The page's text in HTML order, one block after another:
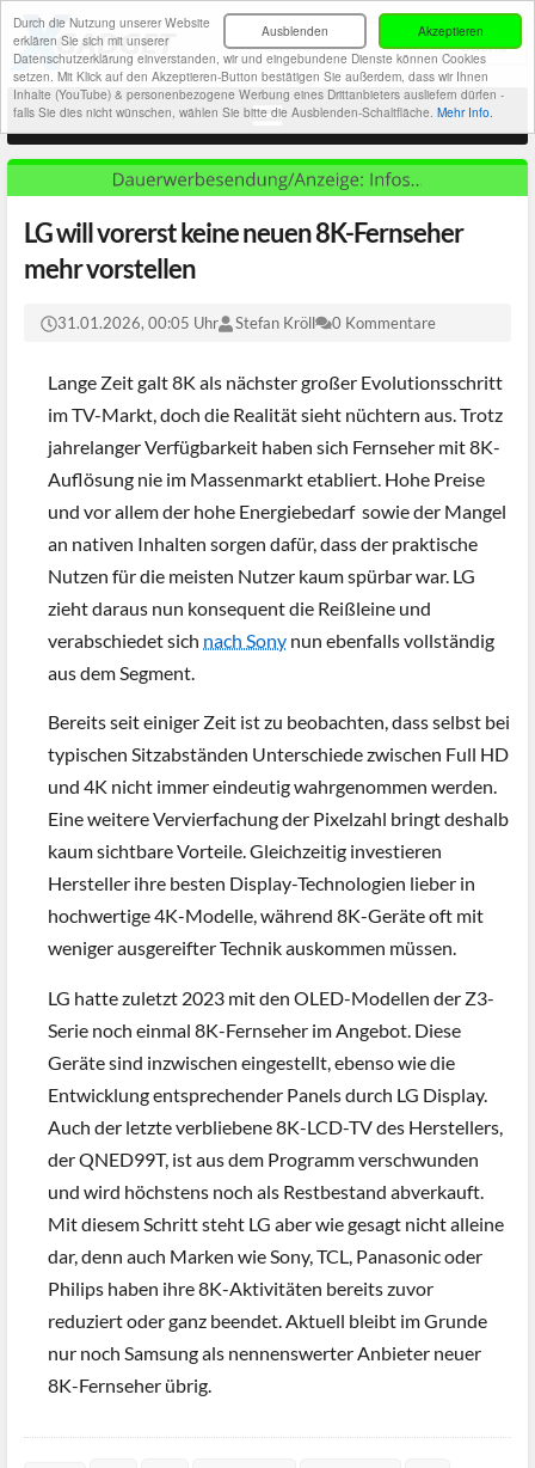
Akzeptieren
Ausblenden
Durch die Nutzung unserer Website
erklären Sie sich mit unserer
Datenschutzerklärung einverstanden, wir und eingebundene Dienste können Cookies
setzen. Mit Klick auf den Akzeptieren-Button bestätigen Sie außerdem, dass wir Ihnen
Inhalte (YouTube) & personenbezogene Werbung eines Drittanbieters ausliefern dürfen -
falls Sie dies nicht wünschen, wählen Sie bitte die Ausblenden-Schaltfläche. Mehr Info.
LG will vorerst keine neuen 8K-Fernseher
mehr vorstellen
31.01.2026, 00:05 Uhr Stefan Kröll 0 Kommentare
Lange Zeit galt 8K als nächster großer Evolutionsschritt
im TV-Markt, doch die Realität sieht nüchtern aus. Trotz
jahrelanger Verfügbarkeit haben sich Fernseher mit 8K-
Auflösung nie im Massenmarkt etabliert. Hohe Preise
und vor allem der hohe Energiebedarf sowie der Mangel
an nativen Inhalten sorgen dafür, dass der praktische
Nutzen für die meisten Nutzer kaum spürbar war. LG
zieht daraus nun konsequent die Reißleine und
verabschiedet sich nach Sony nun ebenfalls vollständig
aus dem Segment.
Bereits seit einiger Zeit ist zu beobachten, dass selbst bei
typischen Sitzabständen Unterschiede zwischen Full HD
und 4K nicht immer eindeutig wahrgenommen werden.
Eine weitere Vervierfachung der Pixelzahl bringt deshalb
kaum sichtbare Vorteile. Gleichzeitig investieren
Hersteller ihre besten Display-Technologien lieber in
hochwertige 4K-Modelle, während 8K-Geräte oft mit
weniger ausgereifter Technik auskommen müssen.
LG hatte zuletzt 2023 mit den OLED-Modellen der Z3-
Serie noch einmal 8K-Fernseher im Angebot. Diese
Geräte sind inzwischen eingestellt, ebenso wie die
Entwicklung entsprechender Panels durch LG Display.
Auch der letzte verbliebene 8K-LCD-TV des Herstellers,
der QNED99T, ist aus dem Programm verschwunden
und wird höchstens noch als Restbestand abverkauft.
Mit diesem Schritt steht LG aber wie gesagt nicht alleine
dar, denn auch Marken wie Sony, TCL, Panasonic oder
Philips haben ihre 8K-Aktivitäten bereits zuvor
reduziert oder ganz beendet. Aktuell bleibt im Grunde
nur noch Samsung als nennenswerter Anbieter neuer
8K-Fernseher übrig.